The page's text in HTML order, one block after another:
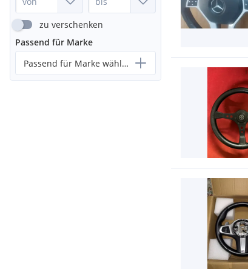
zu verschenken
Passend für Marke
Passend für Marke wählen...